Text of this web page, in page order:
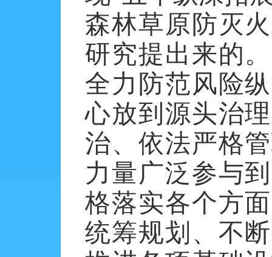
森林草原防灭
研究提出来的
全力防范风险
心放到源头治
治、依法严格
力量广泛参与
格落实各个方
统筹规划、不